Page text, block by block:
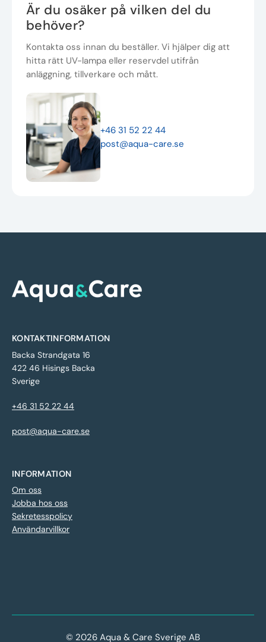
Är du osäker på vilken del du
behöver?
Kontakta oss innan du beställer. Vi hjälper dig att
hitta rätt UV-lampa eller reservdel utifrån
anläggning, tillverkare och mått.
+46 31 52 22 44
post@aqua-care.se
KONTAKTINFORMATION
Backa Strandgata 16
422 46 Hisings Backa
Sverige
+46 31 52 22 44
post@aqua-care.se
INFORMATION
Om oss
Jobba hos oss
Sekretesspolicy
Användarvillkor
© 2026 Aqua & Care Sverige AB